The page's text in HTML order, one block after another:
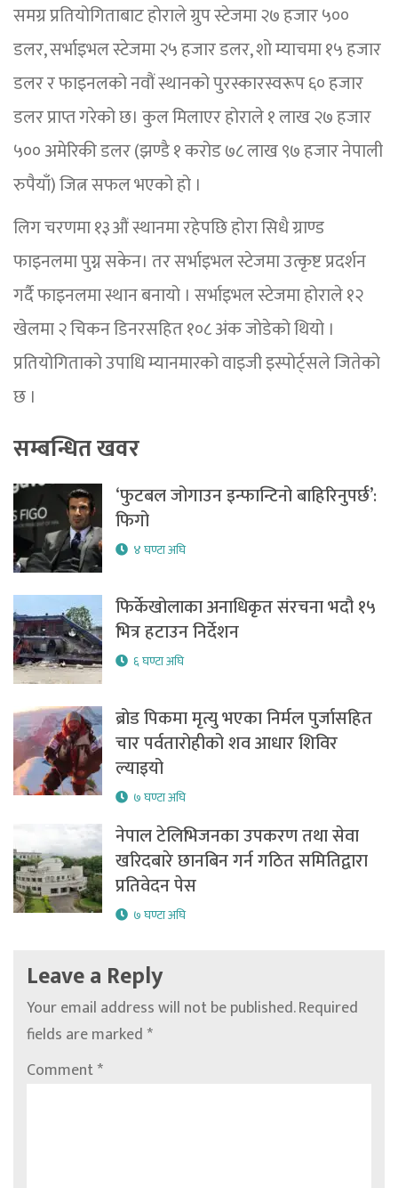
समग्र प्रतियोगिताबाट होराले ग्रुप स्टेजमा २७ हजार ५००
डलर, सर्भाइभल स्टेजमा २५ हजार डलर, शो म्याचमा १५ हजार
डलर र फाइनलको नवौं स्थानको पुरस्कारस्वरूप ६० हजार
डलर प्राप्त गरेको छ। कुल मिलाएर होराले १ लाख २७ हजार
५०० अमेरिकी डलर (झण्डै १ करोड ७८ लाख ९७ हजार नेपाली
रुपैयाँ) जित्न सफल भएको हो ।
लिग चरणमा १३औं स्थानमा रहेपछि होरा सिधै ग्राण्ड
फाइनलमा पुग्न सकेन। तर सर्भाइभल स्टेजमा उत्कृष्ट प्रदर्शन
गर्दै फाइनलमा स्थान बनायो । सर्भाइभल स्टेजमा होराले १२
खेलमा २ चिकन डिनरसहित १०८ अंक जोडेको थियो ।
प्रतियोगिताको उपाधि म्यानमारको वाइजी इस्पोर्ट्सले जितेको
छ ।
सम्बन्धित खवर
‘फुटबल जोगाउन इन्फान्टिनो बाहिरिनुपर्छ’:
फिगो
४ घण्टा अघि
फिर्केखोलाका अनाधिकृत संरचना भदौ १५
भित्र हटाउन निर्देशन
६ घण्टा अघि
ब्रोड पिकमा मृत्यु भएका निर्मल पुर्जासहित
चार पर्वतारोहीको शव आधार शिविर
ल्याइयो
७ घण्टा अघि
नेपाल टेलिभिजनका उपकरण तथा सेवा
खरिदबारे छानबिन गर्न गठित समितिद्वारा
प्रतिवेदन पेस
७ घण्टा अघि
Leave a Reply
Your email address will not be published.Required
fields are marked*
Comment*